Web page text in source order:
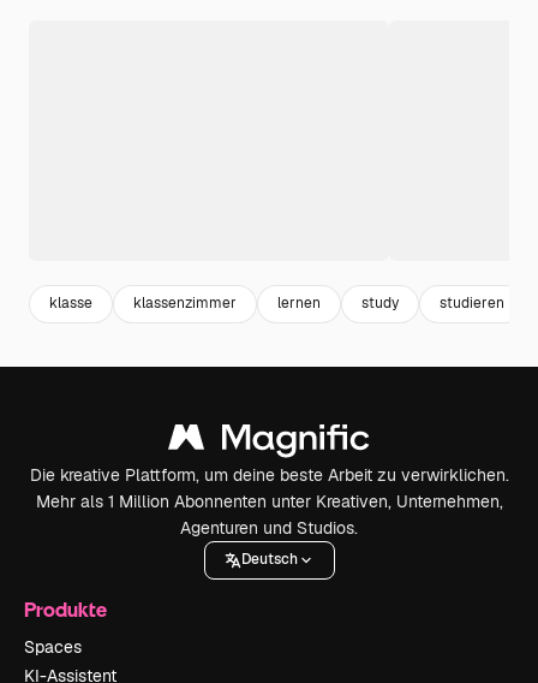
klasse klassenzimmer lernen study studieren
Die kreative Plattform, um deine beste Arbeit zu verwirklichen.
Mehr als 1 Million Abonnenten unter Kreativen, Unternehmen,
Agenturen und Studios.
Deutsch
Produkte
Spaces
KI-Assistent